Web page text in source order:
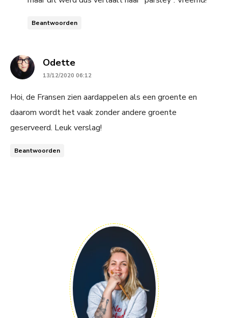
Beantwoorden
Odettesays:
13/12/2020 06:12
Hoi, de Fransen zien aardappelen als een groente en
daarom wordt het vaak zonder andere groente
geserveerd. Leuk verslag!
Beantwoorden